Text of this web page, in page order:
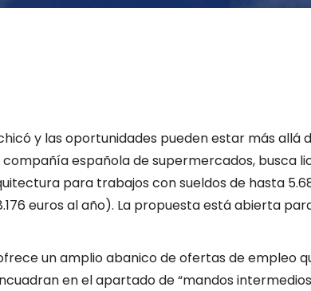
y las oportunidades pueden estar más allá
española de supermercados, busca
para trabajos con sueldos de hasta
euros al año). La propuesta está abierta
un amplio abanico de ofertas de empleo
en el apartado de “mandos